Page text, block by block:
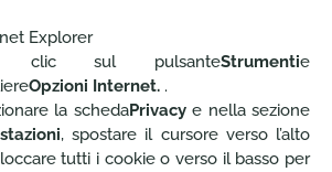
Explorer
clic sul pulsanteStrumentie
Opzioni Internet. .
la schedaPrivacye nella sezione
, spostare il cursore verso l’alto
tutti i cookie o verso il basso per